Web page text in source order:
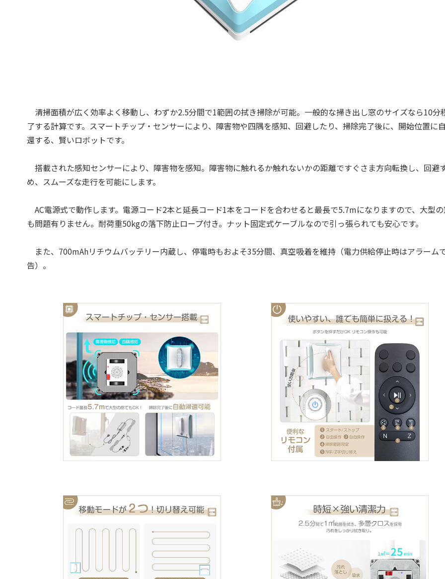
清掃面積が広く効率よく移動し、わずか2.5分間で1範囲の拭き掃除が可能。一般的な掃き出し窓のサイズなら10分
了する計算です。スマートチップ・センサーにより、障害物や四隅を感知、回避したり、掃除完了後に、開始位置に
還する、賢いロボットです。
搭載された感知センサーにより、障害物を感知。障害物に触れるか触れないかの距離ですぐさま方向転換し、回避
め、スムーズな走行を可能にします。
AC電源式で動作します。電源コード2本と延長コード1本をコードを合わせると最長で5.7mになりますので、大型
も問題有りません。耐荷重50kgの落下防止ロープ付き。ナット固定式ケーブルなので引っ張られても安心です。
また、700mAhリチウムバッテリー内蔵し、停電時もおよそ35分間、真空吸着を維持（電力供給停止時はアラーム
告）。